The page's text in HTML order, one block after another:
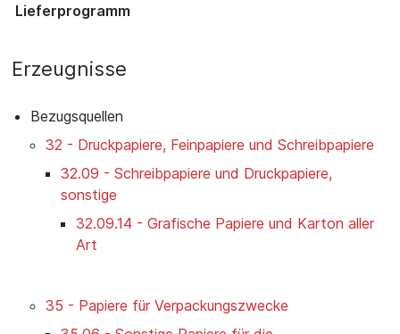
Lieferprogramm
Erzeugnisse
Bezugsquellen
32 - Druckpapiere, Feinpapiere und Schreibpapiere
32.09 - Schreibpapiere und Druckpapiere,
sonstige
32.09.14 - Grafische Papiere und Karton aller
Art
35 - Papiere für Verpackungszwecke